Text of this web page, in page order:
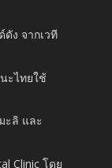
ง จากเวที
ะไทยใช้
ะลิ และ
Clinic โดย